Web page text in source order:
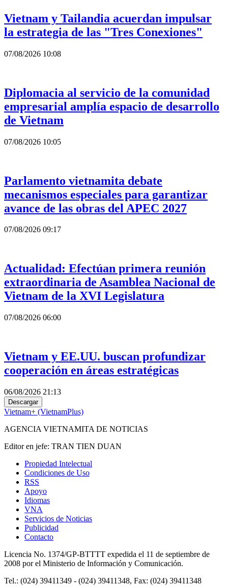
Vietnam y Tailandia acuerdan impulsar
la estrategia de las "Tres Conexiones"
07/08/2026 10:08
Diplomacia al servicio de la comunidad
empresarial amplía espacio de desarrollo
de Vietnam
07/08/2026 10:05
Parlamento vietnamita debate
mecanismos especiales para garantizar
avance de las obras del APEC 2027
07/08/2026 09:17
Actualidad: Efectúan primera reunión
extraordinaria de Asamblea Nacional de
Vietnam de la XVI Legislatura
07/08/2026 06:00
Vietnam y EE.UU. buscan profundizar
cooperación en áreas estratégicas
06/08/2026 21:13
Descargar
Vietnam+ (VietnamPlus)
AGENCIA VIETNAMITA DE NOTICIAS
Editor en jefe: TRAN TIEN DUAN
Propiedad Intelectual
Condiciones de Uso
RSS
Apoyo
Idiomas
VNA
Servicios de Noticias
Publicidad
Contacto
Licencia No. 1374/GP-BTTTT expedida el 11 de septiembre de
2008 por el Ministerio de Información y Comunicación.
Tel.: (024) 39411349 - (024) 39411348, Fax: (024) 39411348